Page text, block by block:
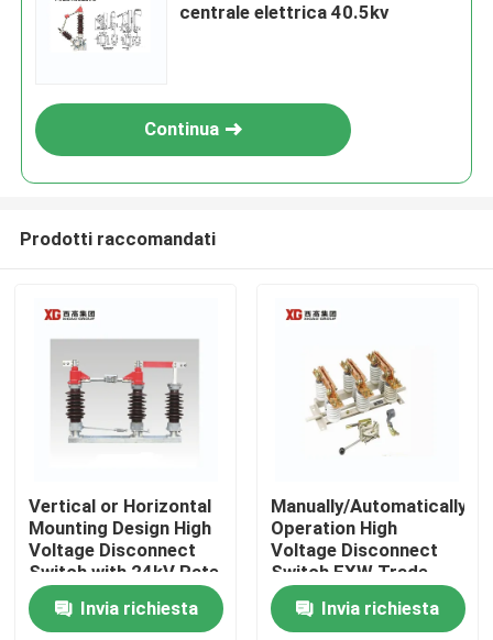
Casa
Prodotti
Circa noi
centrale elettrica 40.5kv
Continua
Prodotti raccomandati
Vertical or Horizontal
Mounting Design High
Voltage Disconnect
Switch with 24kV Rate
Voltage
Invia richiesta
Manually/Automatically
Operation High
Voltage Disconnect
Switch EXW Trade
Terms Product
Invia richiesta